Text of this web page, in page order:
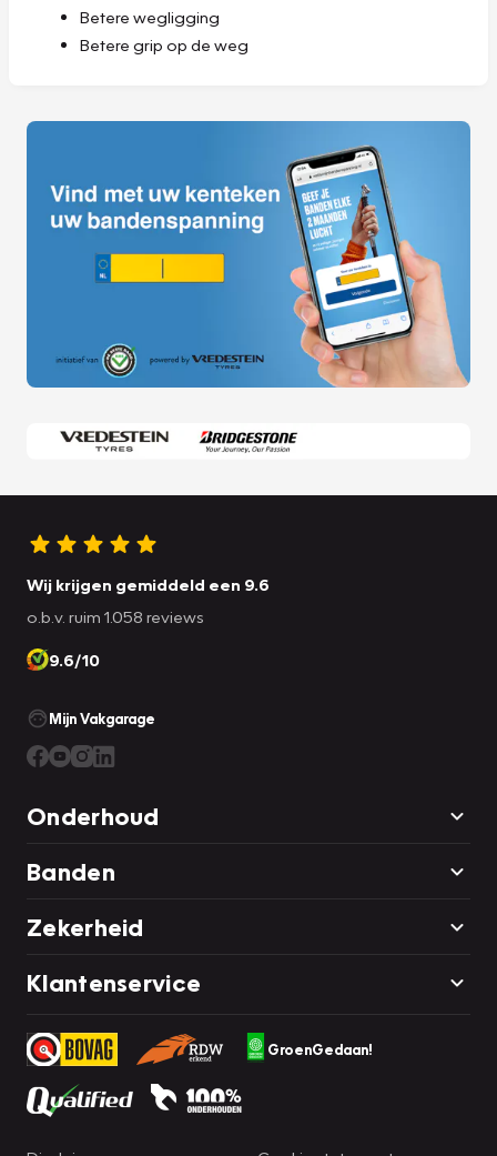
Betere wegligging
Betere grip op de weg
Wij krijgen gemiddeld een 9.6
o.b.v. ruim 1.058 reviews
9.6/10
Mijn Vakgarage
Onderhoud
Banden
Zekerheid
Klantenservice
GroenGedaan!